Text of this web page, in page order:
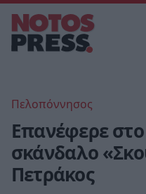
Πελοπόννησος
Επανέφερε
σκάνδαλο
Πετράκος